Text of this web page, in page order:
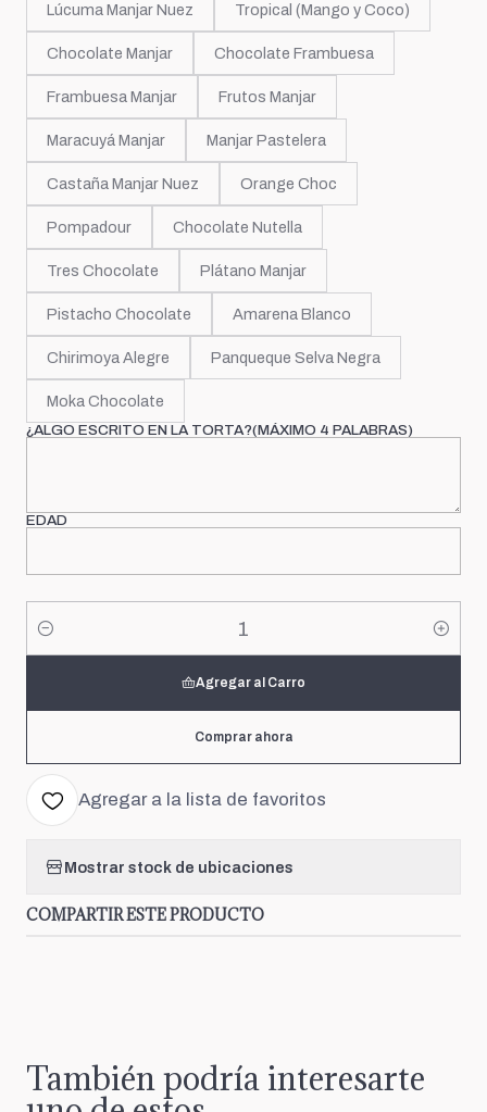
Lúcuma Manjar Nuez Tropical (Mango y Coco)
Chocolate Manjar Chocolate Frambuesa
Frambuesa Manjar Frutos Manjar
Maracuyá Manjar Manjar Pastelera
Castaña Manjar Nuez Orange Choc
Pompadour Chocolate Nutella
Tres Chocolate Plátano Manjar
Pistacho Chocolate Amarena Blanco
Chirimoya Alegre Panqueque Selva Negra
Moka Chocolate
¿ALGO ESCRITO EN LA TORTA?(MÁXIMO 4 PALABRAS)
EDAD
Cantidad
Agregar al Carro
Comprar ahora
Agregar a la lista de favoritos
Mostrar stock de ubicaciones
COMPARTIR ESTE PRODUCTO
También podría interesarte